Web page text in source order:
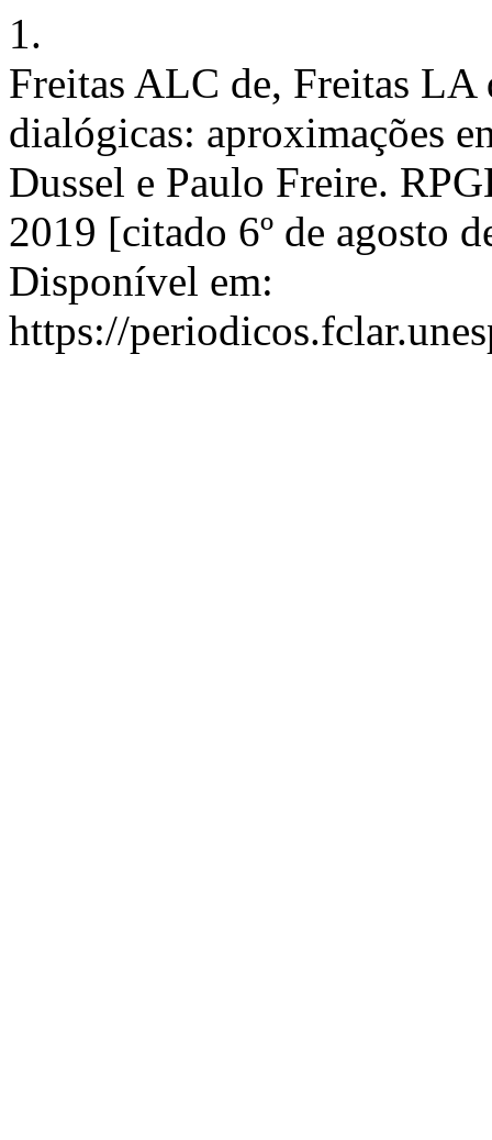
1.
Freitas ALC de, Freitas LA
dialógicas: aproximações
Dussel e Paulo Freire.
2019 [citado 6º de agosto
Disponível em:
https://